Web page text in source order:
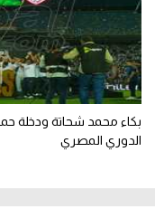
بكاء محمد شحاتة ودخلة
الدوري المصري